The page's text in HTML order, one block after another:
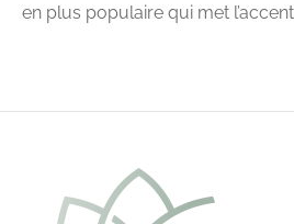
en plus populaire qui met